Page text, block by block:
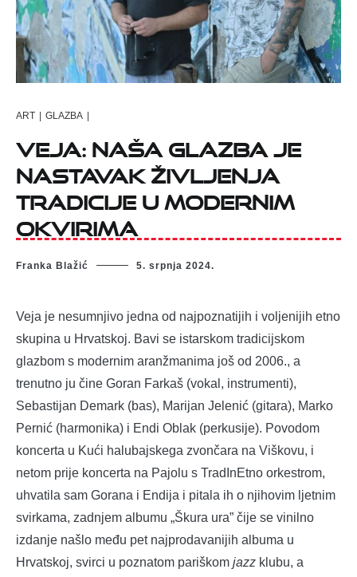
ART | GLAZBA |
Veja: Naša glazba je
nastavak življenja
tradicije u modernim
okvirima
Franka Blažić 5. srpnja 2024.
Veja je nesumnjivo jedna od najpoznatijih i voljenijih etno
skupina u Hrvatskoj. Bavi se istarskom tradicijskom
glazbom s modernim aranžmanima još od 2006., a
trenutno ju čine Goran Farkaš (vokal, instrumenti),
Sebastijan Demark (bas), Marijan Jelenić (gitara), Marko
Pernić (harmonika) i Endi Oblak (perkusije). Povodom
koncerta u Kući halubajskega zvončara na Viškovu, i
netom prije koncerta na Pajolu s TradInEtno orkestrom,
uhvatila sam Gorana i Endija i pitala ih o njihovim ljetnim
svirkama, zadnjem albumu „Škura ura” čije se vinilno
izdanje našlo među pet najprodavanijih albuma u
Hrvatskoj, svirci u poznatom pariškom jazz klubu, a